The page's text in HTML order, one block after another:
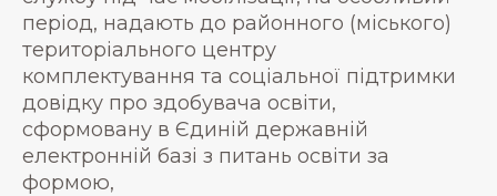
період, надають до районного (міського)
територіального центру
комплектування та соціальної підтримки
довідку про здобувача освіти,
сформовану в Єдиній державній
електронній базі з питань освіти за
формою,